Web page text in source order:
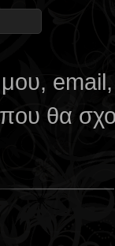
email,
θα